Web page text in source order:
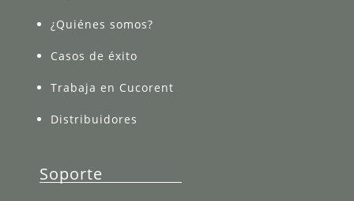
¿Quiénes somos?
Casos de éxito
Trabaja en Cucorent
Distribuidores
Soporte